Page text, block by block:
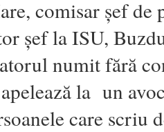
comisar șef
șef la ISU,
numit fără
la un
care scriu